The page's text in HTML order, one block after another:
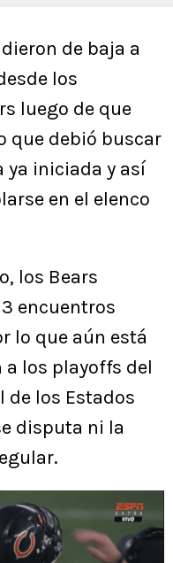
de baja a
los
luego de que
que debió buscar
ya iniciada y así
en el elenco
los Bears
encuentros
lo que aún está
los playoffs del
los Estados
disputa ni la